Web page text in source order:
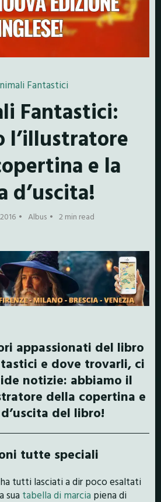
Fantastici
Fantastici:
l’illustratore
e la
d’uscita!
Albus 2 min read
appassionati del libro
e dove trovarli, ci
notizie: abbiamo il
della copertina e
del libro!
tutte speciali
tutti lasciati a dir poco esaltati
sua tabella di marcia piena di